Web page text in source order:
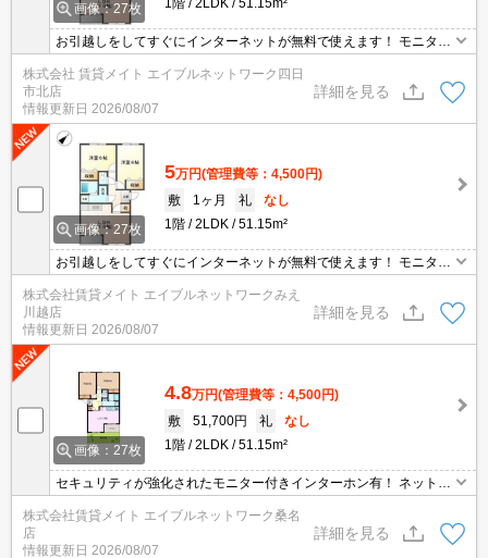
画像：27枚
1階
2LDK 51.15m²
お引越しをしてすぐにインターネットが無料で使えます！ モニター
ホン付きのお部屋です。お部屋から訪問者を確認できるのでセキュ
リティ面はもちろん知らない人やセールスに対応する必要もありま
せん。
株式会社 賃貸メイト エイブルネットワーク四日
市北店
情報更新日 2026/08/07
詳細を見る
画像：27枚
5万円(管理費等：4,500円)
敷
1ヶ月 礼
なし
1階
2LDK 51.15m²
お引越しをしてすぐにインターネットが無料で使えます！ モニター
ホン付きのお部屋です。お部屋から訪問者を確認できるのでセキュ
リティ面はもちろん知らない人やセールスに対応する必要もありま
せん。
株式会社賃貸メイト エイブルネットワークみえ
川越店
情報更新日 2026/08/07
詳細を見る
画像：27枚
4.8万円(管理費等：4,500円)
敷
51,700円 礼
なし
1階
2LDK 51.15m²
セキュリティが強化されたモニター付きインターホン有！ ネット無
料物件は節約効果が期待できます！データ通信量を気にせず無料で
ネットが利用できます。PCはもちろん、スマートフォンやオンライ
ンで利用できるゲームなどさまざまな用途で楽しめます♪
株式会社賃貸メイト エイブルネットワーク桑名
店
情報更新日 2026/08/07
詳細を見る